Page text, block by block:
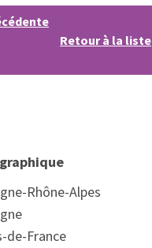
Retour à la liste
Rhône-Alpes
de-France